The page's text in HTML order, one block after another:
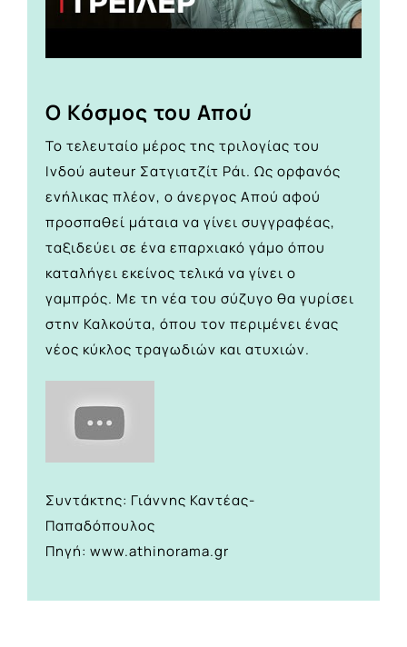
Ο Κόσμος του Απού
Το τελευταίο μέρος της τριλογίας του
Ινδού auteur Σατγιατζίτ Ράι. Ως ορφανός
ενήλικας πλέον, ο άνεργος Απού αφού
προσπαθεί μάταια να γίνει συγγραφέας,
ταξιδεύει σε ένα επαρχιακό γάμο όπου
καταλήγει εκείνος τελικά να γίνει ο
γαμπρός. Με τη νέα του σύζυγο θα γυρίσει
στην Καλκούτα, όπου τον περιμένει ένας
νέος κύκλος τραγωδιών και ατυχιών.
Συντάκτης: Γιάννης Καντέας-
Παπαδόπουλος
Πηγή: www.athinorama.gr